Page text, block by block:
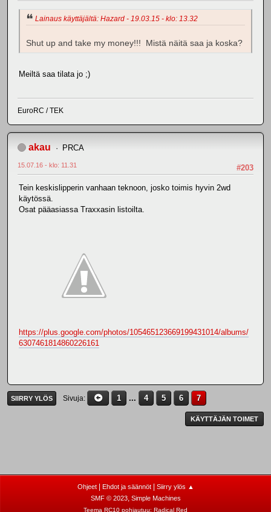
Lainaus käyttäjältä: Hazard - 19.03.15 - klo: 13.32
Shut up and take my money!!! Mistä näitä saa ja koska?
Meiltä saa tilata jo ;)
EuroRC / TEK
akau PRCA
#203
15.07.16 - klo: 11.31
Tein keskislipperin vanhaan teknoon, josko toimis hyvin 2wd
käytössä.
Osat pääasiassa Traxxasin listoilta.
https://plus.google.com/photos/105465123669199431014/albums/
6307461814860226161
SIIRRY YLÖS Sivuja 1 ... 4 5 6 7
KÄYTTÄJÄN TOIMET
Ohjeet| Ehdot ja säännöt| Siirry ylös ▲
SMF © 2023, Simple Machines
Teema RC10 pohjautuu: Radical Red